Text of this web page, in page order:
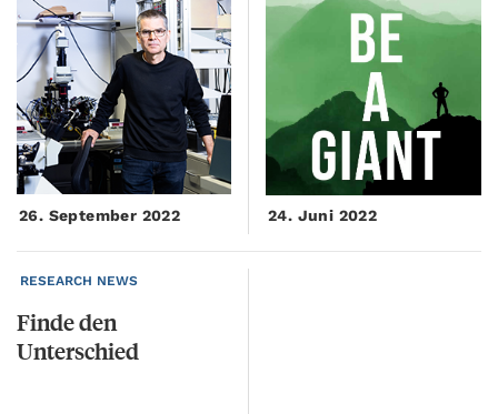
26. September 2022 24. Juni 2022
RESEARCH NEWS
Findeden
Unterschied